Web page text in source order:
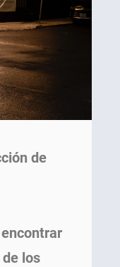
de
los